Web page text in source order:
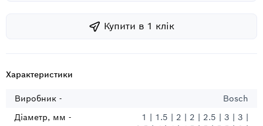
Купити в 1 клiк
Характеристики
Виробник -
Bosch
Діаметр, мм -
1 | 1.5 | 2 | 2 | 2.5 | 3 | 3 |